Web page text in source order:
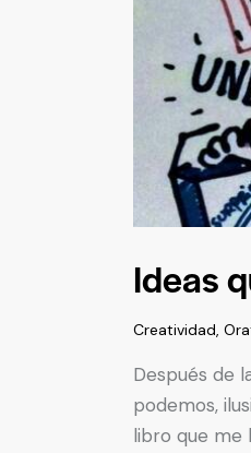
Ideas
Creatividad,
Después de
podemos,
libro que me